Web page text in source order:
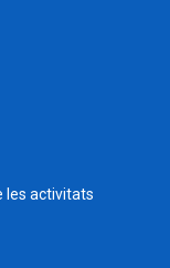
les activitats